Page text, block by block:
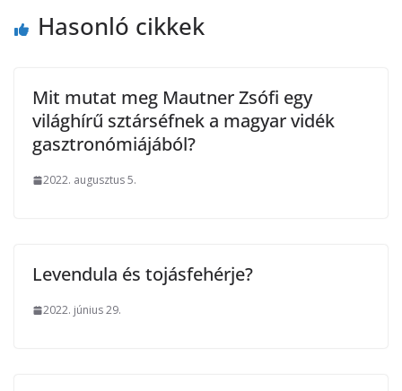
Hasonló cikkek
Mit mutat meg Mautner Zsófi egy
világhírű sztárséfnek a magyar vidék
gasztronómiájából?
2022. augusztus 5.
Levendula és tojásfehérje?
2022. június 29.